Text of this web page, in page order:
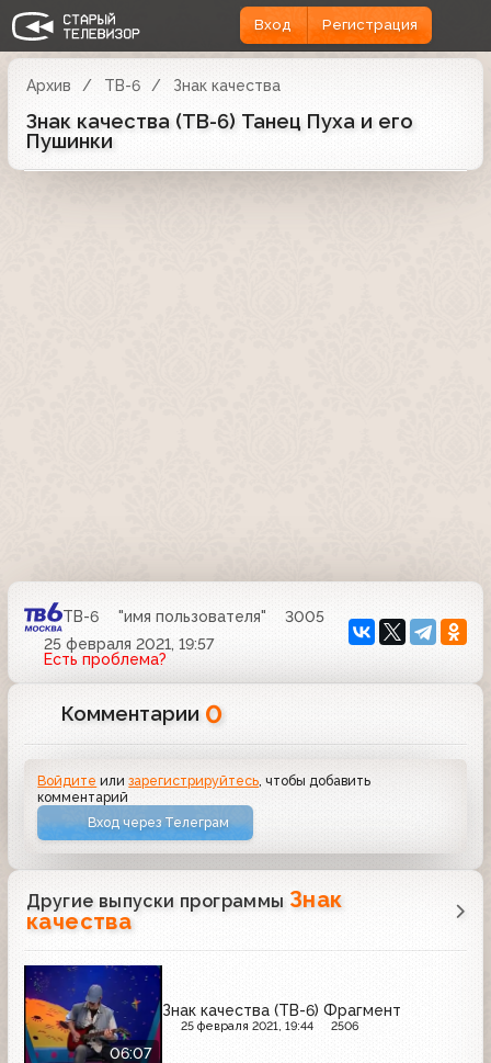
Вход Регистрация
Архив ТВ-6 Знак качества
Знак качества (ТВ-6) Танец Пуха и его
Пушинки
ТВ-6 "имя пользователя"
3005
25 февраля 2021, 19:57
Есть проблема?
Комментарии 0
Войдите илизарегистрируйтесь , чтобы добавить
комментарий
Вход через Телеграм
Другие выпуски программы Знак
качества
06:07
Знак качества (ТВ-6) Фрагмент
25 февраля 2021, 19:44 2506